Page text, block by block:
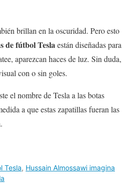
brillan en la oscuridad. Pero esto
de fútbol Teslaestán diseñadas para
aparezcan haces de luz. Sin duda,
con o sin goles.
el nombre de Tesla a las botas
a que estas zapatillas fueran las
Tesla, Hussain Almossawi imagina